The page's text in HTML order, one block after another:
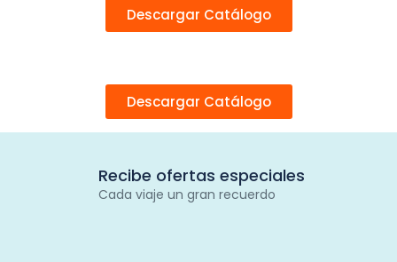
Descargar Catálogo
Descargar Catálogo
Recibe ofertas especiales
Cada viaje un gran recuerdo